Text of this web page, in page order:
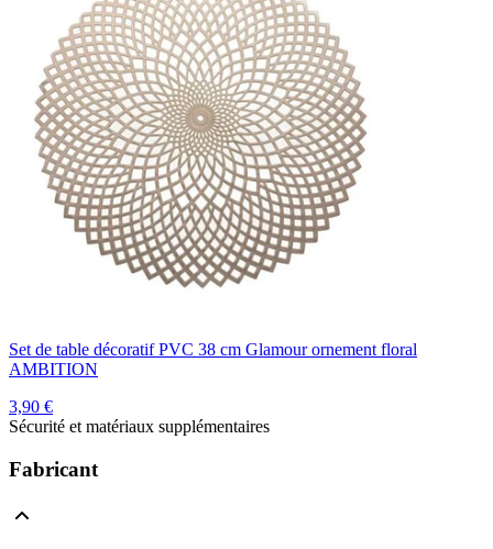
Set de table décoratif PVC 38 cm Glamour ornement floral
AMBITION
3,90 €
Sécurité et matériaux supplémentaires
Fabricant